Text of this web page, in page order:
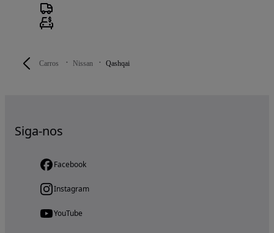
Carros Nissan Qashqai
Siga-nos
Facebook
Instagram
YouTube